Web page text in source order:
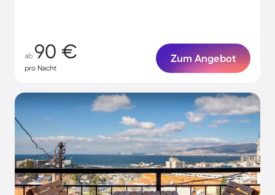
ab 90 €
pro Nacht
Zum Angebot